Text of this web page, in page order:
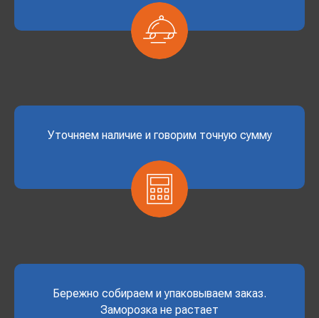
Уточняем наличие и говорим точную сумму
Бережно собираем и упаковываем заказ.
Заморозка не растает